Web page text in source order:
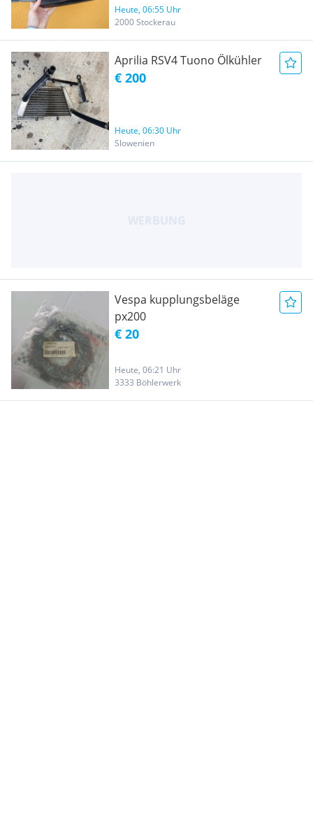
Heute, 06:55 Uhr
2000 Stockerau
Aprilia RSV4 Tuono Ölkühler
€ 200
Heute, 06:30 Uhr
Slowenien
Vespa kupplungsbeläge
px200
€ 20
Heute, 06:21 Uhr
3333 Böhlerwerk